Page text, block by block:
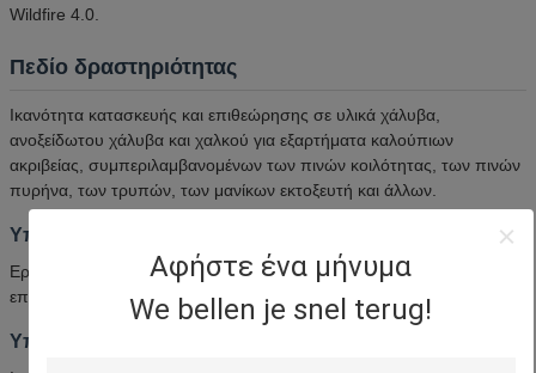
Αφήστε ένα μήνυμα
We bellen je snel terug!
Wildfire 4.0.
Πεδίο δραστηριότητας
Ικανότητα κατασκευής και επιθεώρησης σε υλικά χάλυβα,
ανοξείδωτου χάλυβα και χαλκού για εξαρτήματα καλούπιων
ακριβείας, συμπεριλαμβανομένων των πινών κοιλότητας, των πινών
πυρήνα, των τρυπών, των μανίκων εκτοξευτή και άλλων.
Υπηρεσίες
Εργαλεία CNC, EDM, κοπή σύρματος, τριβή OD, τριβή ID, τριβή
επιφάνειας, τριβή νήματος, γυάλωση και πολλά άλλα.
Υπηρετούμενες βιομηχανίες